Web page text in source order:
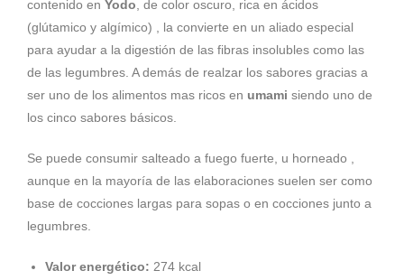
contenido en Yodo , de color oscuro, rica en ácidos
(glútamico y algímico) , la convierte en un aliado especial
para ayudar a la digestión de las fibras insolubles como las
de las legumbres. A demás de realzar los sabores gracias a
ser uno de los alimentos mas ricos en umami siendo uno de
los cinco sabores básicos.
Se puede consumir salteado a fuego fuerte, u horneado ,
aunque en la mayoría de las elaboraciones suelen ser como
base de cocciones largas para sopas o en cocciones junto a
legumbres.
Valor energético: 274 kcal